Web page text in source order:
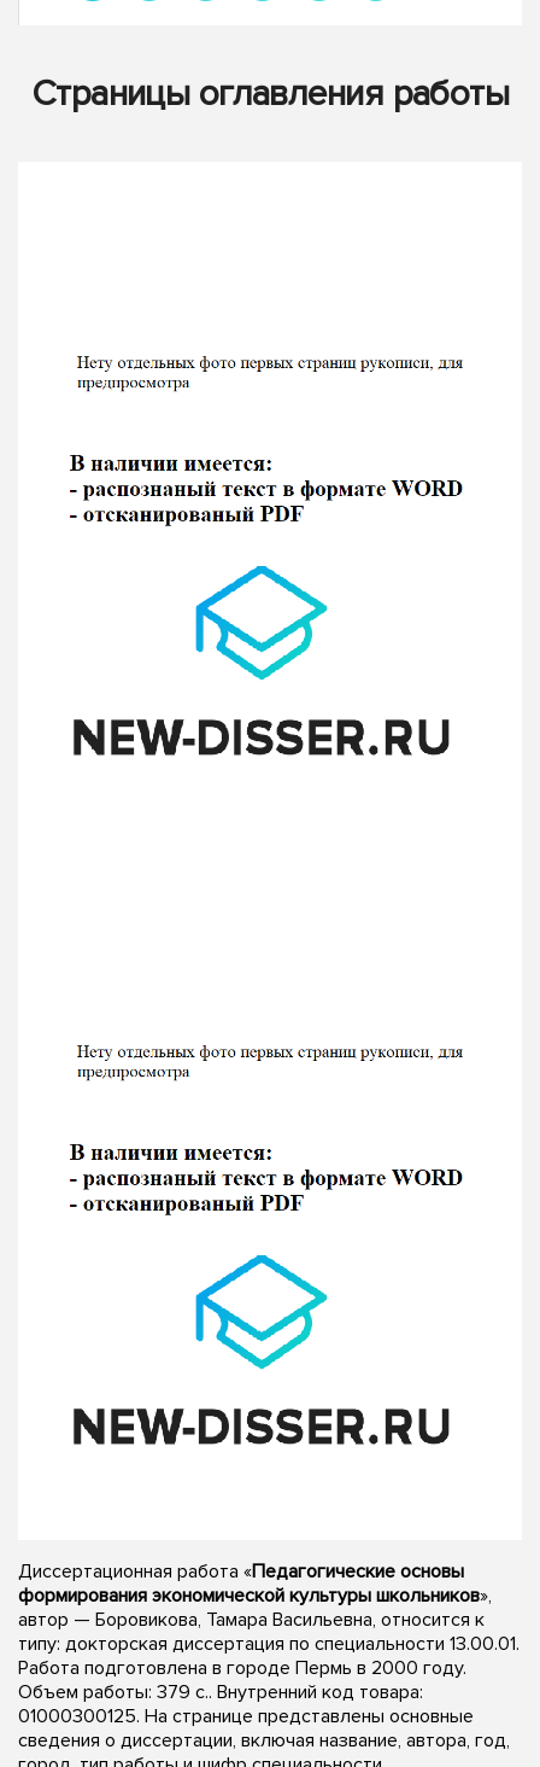
Страницы оглавления работы
Диссертационная работа «Педагогические основы
формирования экономической культуры школьников»,
автор — Боровикова, Тамара Васильевна, относится к
типу: докторская диссертация по специальности 13.00.01.
Работа подготовлена в городе Пермь в 2000 году.
Объем работы: 379 с.. Внутренний код товара:
01000300125. На странице представлены основные
сведения о диссертации, включая название, автора, год,